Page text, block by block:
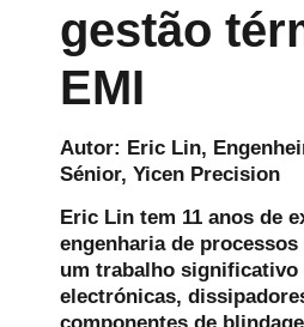
gestão
EMI
Autor: Eric Lin,
Sénior, Yicen Precision
Eric Lin tem 11 anos de
engenharia de
um trabalho significativo
electrónicas,